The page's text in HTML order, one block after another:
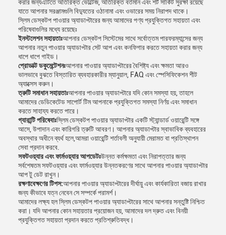
করার জন্যএটিতে অতিরিক্ত ভোল্টেজ, অতিরিক্ত বর্তমান এবং শর্ট সার্কিট সুরক্ষা রয়েছে
যাতে আপনার সরঞ্জামগুলি বিদ্যুতের ওঠানামা এবং ওভারের সময় নিরাপদ থাকে।
স্লিম ডেস্কটপ পাওয়ার অ্যাডাপ্টারের জন্য আমাদের পণ্য প্রযুক্তিগত সহায়তা এবং
পরিষেবাগুলির মধ্যে রয়েছেঃ
ইনস্টলেশন সহায়তাঃআপনার ডেস্কটপ সিস্টেমের সাথে সর্বোত্তম পারফরম্যান্সের জন্য
আপনার নতুন পাওয়ার অ্যাডাপ্টার সেট আপ এবং কনফিগার করতে সহায়তা করার জন্য
ধাপে ধাপে গাইড।
প্রোডাক্ট ডকুমেন্টেশনঃআপনার পাওয়ার অ্যাডাপ্টারের বৈশিষ্ট্য এবং ক্ষমতা আরও
ভালভাবে বুঝতে বিস্তারিত ব্যবহারকারীর ম্যানুয়াল, FAQ এবং স্পেসিফিকেশন শীট
অ্যাক্সেস করুন।
ত্রুটি সমাধান সহায়তাঃআপনার পাওয়ার অ্যাডাপ্টারে যদি কোন সমস্যা হয়, তাহলে
আমাদের ডেডিকেটেড সাপোর্ট টিম আপনাকে প্রযুক্তিগত সমস্যা নির্ণয় এবং সমাধান
করতে সাহায্য করতে পারে।
গ্যারান্টি পরিষেবাঃস্লিম ডেস্কটপ পাওয়ার অ্যাডাপ্টার একটি স্ট্যান্ডার্ড ওয়ারেন্টি সঙ্গে
আসে, উপাদান এবং কারিগরি ত্রুটি আবরণ। আপনার অ্যাডাপ্টার স্বাভাবিক ব্যবহারের
অবস্থার অধীনে ব্যর্থ হলে,আমরা ওয়ারেন্টি শর্তাবলী অনুযায়ী মেরামত বা প্রতিস্থাপন
সেবা প্রদান করবে.
সফটওয়্যার এবং ফার্মওয়্যার আপডেটঃউন্নত কর্মক্ষমতা এবং নিরাপত্তার জন্য
সর্বশেষতম সফটওয়্যার এবং ফার্মওয়্যার উন্নতকরণের সাথে আপনার পাওয়ার অ্যাডাপ্টার
আপ টু ডেট রাখুন।
রক্ষণাবেক্ষণের টিপস:আপনার পাওয়ার অ্যাডাপ্টারের দীর্ঘায়ু এবং কার্যকারিতা বজায় রাখার
জন্য কীভাবে যত্ন নেবেন সে সম্পর্কে পরামর্শ।
আমাদের লক্ষ্য হল স্লিম ডেস্কটপ পাওয়ার অ্যাডাপ্টারের সাথে আপনার সন্তুষ্টি নিশ্চিত
করা। যদি আপনার কোন সহায়তার প্রয়োজন হয়, আমাদের দল দ্রুত এবং বিনয়ী
প্রযুক্তিগত সহায়তা প্রদান করতে প্রতিশ্রুতিবদ্ধ।